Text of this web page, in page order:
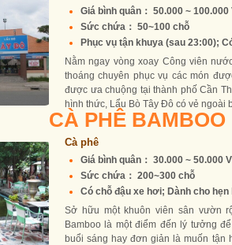
Giá bình quân： 50.000 ~ 100.000
Sức chứa： 50~100 chỗ
Phục vụ tận khuya (sau 23:00);
Nằm ngay vòng xoay Công viên
thoáng chuyên phục vụ các món
được ưa chuộng tại thành phố Cần
hình thức, Lẩu Bò Tây Đô có vẻ ngoài
CÀ PHÊ BAMBOO
Cà phê
Giá bình quân： 30.000 ~ 50.000
Sức chứa： 200~300 chỗ
Có chỗ đậu xe hơi; Dành cho hẹn
Sở hữu một khuôn viên sân vườn
Bamboo là một điểm đến lý tưởng
buổi sáng hay đơn giản là muốn tận